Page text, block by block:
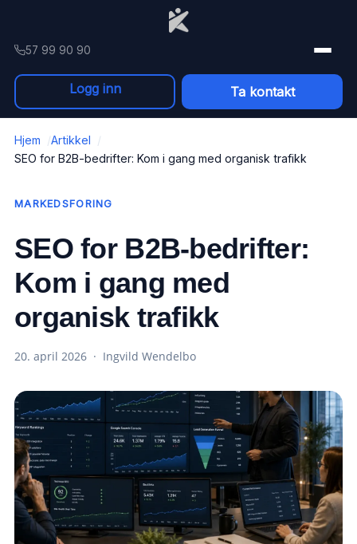
57 99 90 90
Logg inn Ta kontakt
Hjem
Artikkel
SEO for B2B-bedrifter: Kom i gang med organisk trafikk
MARKEDSFORING
SEO for B2B-bedrifter:
Kom i gang med
organisk trafikk
20. april 2026 · Ingvild Wendelbo